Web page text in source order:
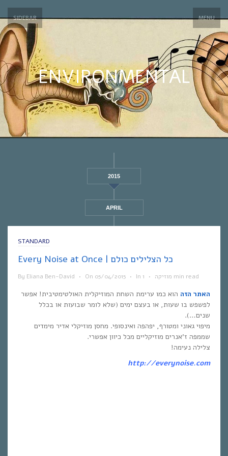
SIDEBAR MENU
ENVIRONMENTAL
2015
APRIL
STANDARD
Every Noise at Once | כל הצלילים כולם
By Eliana Ben-David • On 05/04/2015 • In מוזיקה • 1 min read
האתר הזה הוא כמו ערימת השחת המוזיקלית האולטימטיבית! אפשר
לפשפש בו שעות, או בעצם ימים (שלא לומר שבועות או בכלל
שנים…).
מיפוי גאוני ומטורף, יפהפה ואינסופי. מחסן מוזיקלי אדיר מימדים
שממפה ז’אנרים מוזיקליים מכל כיוון אפשרי.
צלילה נעימה!
http://everynoise.com